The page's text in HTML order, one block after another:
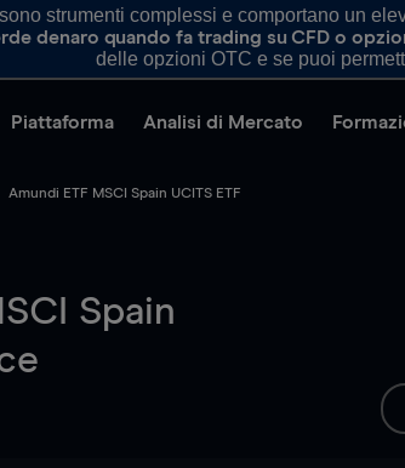
strumenti complessi e comportano un
denaro quando fa trading su CFD o
delle opzioni OTC e se puoi
Piattaforma Analisi di Mercato
Amundi ETF MSCI Spain UCITS ETF
Spain